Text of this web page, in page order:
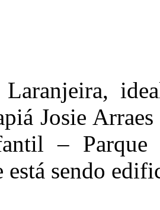
Josie
– Parque
está sendo